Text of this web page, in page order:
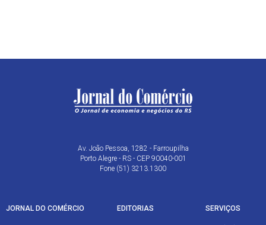
Av. João Pessoa, 1282 - Farroupilha
Porto Alegre - RS - CEP 90040-001
Fone (51) 3213.1300
JORNAL DO COMÉRCIO EDITORIAS SERVIÇOS